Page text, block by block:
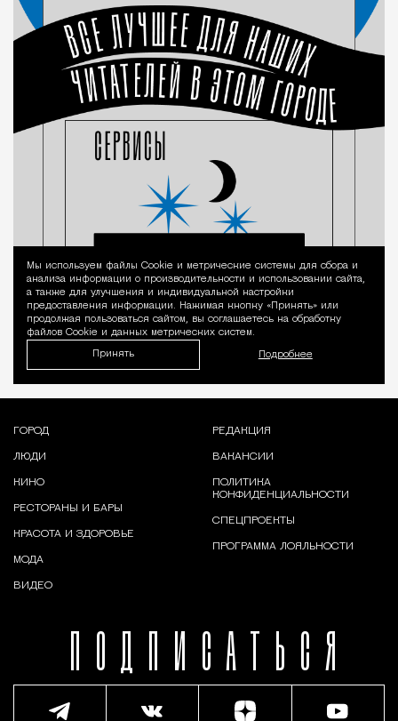
Уведомление
Мы используем файлы Сookie и метрические системы для сбора и
анализа информации о производительности и использовании сайта,
а также для улучшения и индивидуальной настройки
предоставления информации. Нажимая кнопку «Принять» или
продолжая пользоваться сайтом, вы соглашаетесь на обработку
файлов Cookie и данных метрических систем.
Принять Подробнее
ПОДПИСАТЬСЯ
ГОРОД
ЛЮДИ
КИНО
РЕСТОРАНЫ И БАРЫ
КРАСОТА И ЗДОРОВЬЕ
МОДА
ВИДЕО
РЕДАКЦИЯ
ВАКАНСИИ
ПОЛИТИКА
КОНФИДЕНЦИАЛЬНОСТИ
СПЕЦПРОЕКТЫ
ПРОГРАММА ЛОЯЛЬНОСТИ